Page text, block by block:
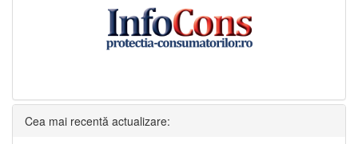
Cea mai recentă actualizare: